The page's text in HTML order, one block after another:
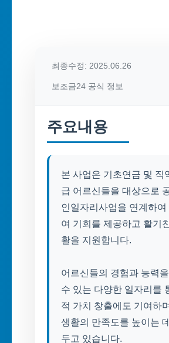
최종수정: 2025.06.26
보조금24 공식 정보
주요내용
본 사업은 기초연금 및 직
급 어르신들을 대상으로
인일자리사업을 연계하여
여 기회를 제공하고 활기
활을 지원합니다.
어르신들의 경험과 능력
수 있는 다양한 일자리를
적 가치 창출에도 기여하
생활의 만족도를 높이는
두고 있습니다.